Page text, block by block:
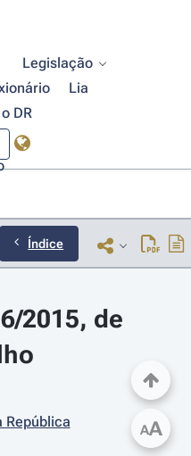
Legislação
Lia
DR
Índice
2015, de
República
AA